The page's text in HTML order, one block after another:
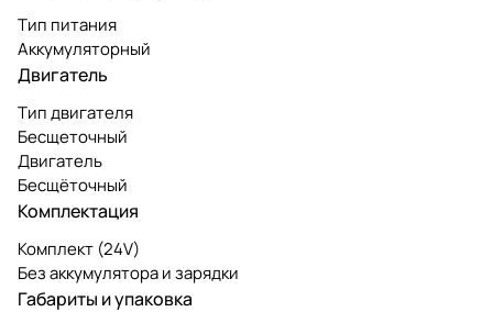
Тип питания
Аккумуляторный
Двигатель
Тип двигателя
Бесщеточный
Двигатель
Бесщёточный
Комплектация
Комплект (24V)
Без аккумулятора и зарядки
Габариты и упаковка